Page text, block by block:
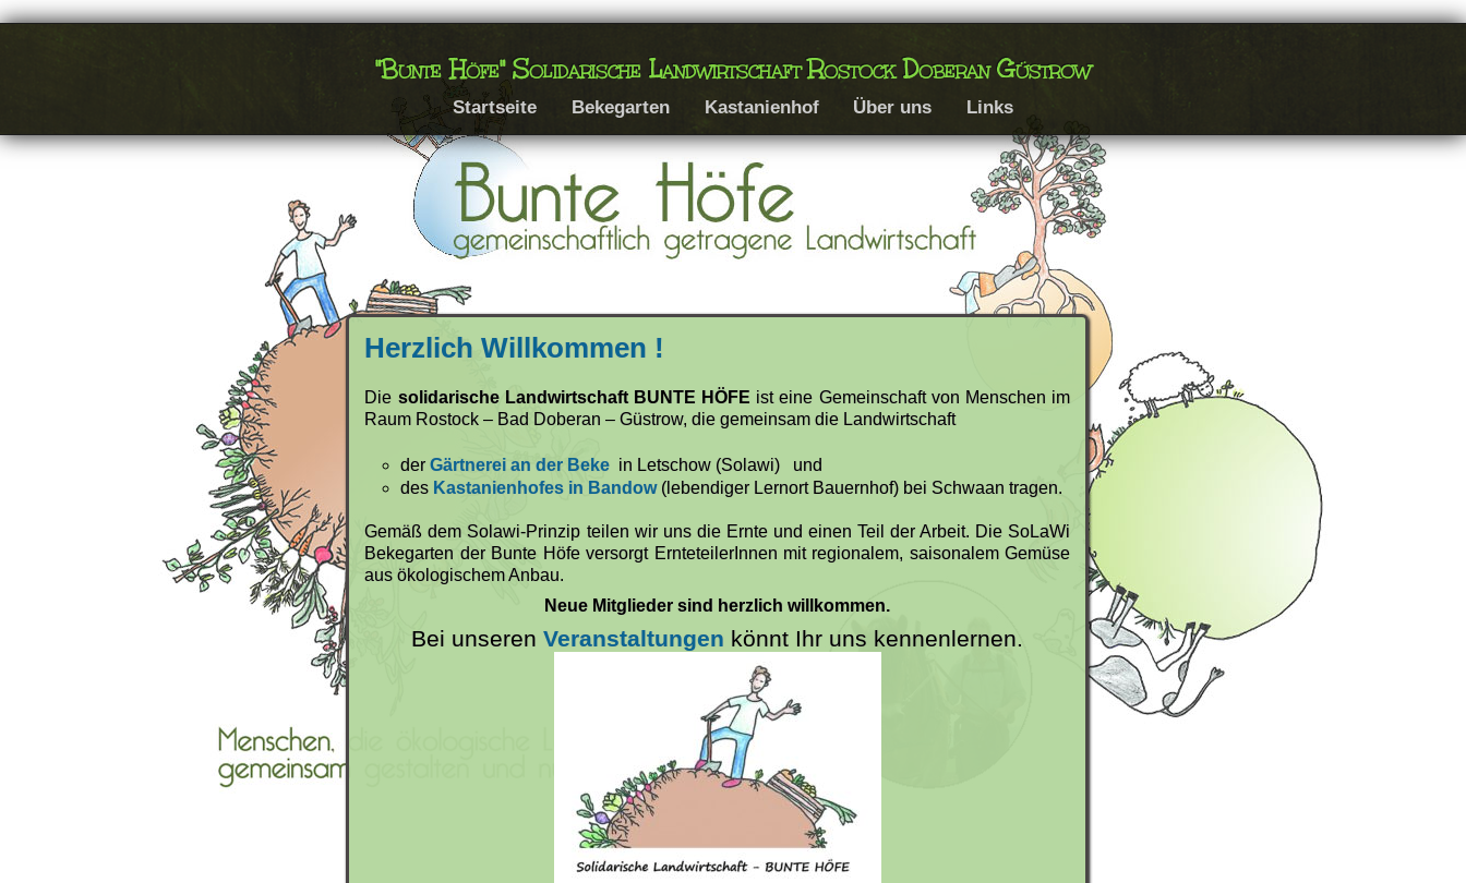
"Bunte Höfe" Solidarische Landwirtschaft Rostock Doberan Güstrow
Startseite Bekegarten Kastanienhof Über uns Links
Herzlich Willkommen !
Die solidarische Landwirtschaft BUNTE HÖFE ist eine Gemeinschaft von Menschen im
Raum Rostock – Bad Doberan – Güstrow, die gemeinsam die Landwirtschaft
der Gärtnerei an der Beke in Letschow (Solawi) und
des Kastanienhofes in Bandow(lebendiger Lernort Bauernhof) bei Schwaan tragen.
Gemäß dem Solawi-Prinzip teilen wir uns die Ernte und einen Teil der Arbeit. Die SoLaWi
Bekegarten der Bunte Höfe versorgt ErnteteilerInnen mit regionalem, saisonalem Gemüse
aus ökologischem Anbau.
Neue Mitglieder sind herzlich willkommen.
Bei unserenVeranstaltungen könnt Ihr uns kennenlernen.